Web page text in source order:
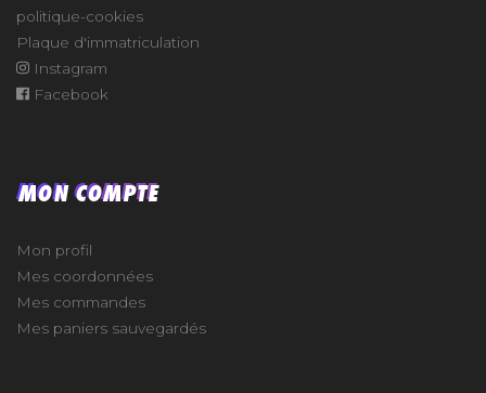
politique-cookies
Plaque d'immatriculation
Instagram
Facebook
MON COMPTE
Mon profil
Mes coordonnées
Mes commandes
Mes paniers sauvegardés